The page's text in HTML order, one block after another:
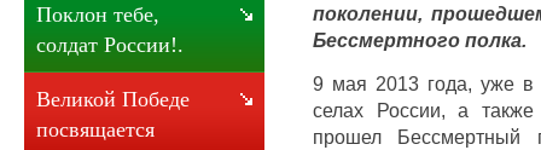
поколении,
Бессмертного полка.
9 мая 2013 года, уже в
селах России, а также
прошел
Поклон тебе,
солдат России!.
Великой Победе
посвящается